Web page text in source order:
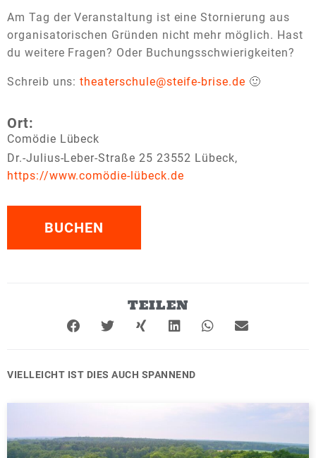
Am Tag der Veranstaltung ist eine Stornierung aus
organisatorischen Gründen nicht mehr möglich. Hast
du weitere Fragen? Oder Buchungsschwierigkeiten?
Schreib uns:theaterschule@steife-brise.de 🙂
Ort:
Comödie Lübeck
Dr.-Julius-Leber-Straße 25 23552 Lübeck,
https://www.comödie-lübeck.de
BUCHEN
TEILEN
VIELLEICHT IST DIES AUCH SPANNEND